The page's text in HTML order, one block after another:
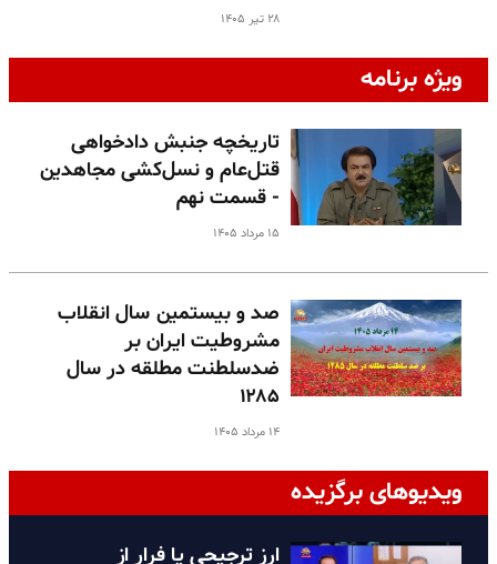
۲۸ تیر ۱۴۰۵
ویژه برنامه
تاریخچه جنبش دادخواهی
قتل‌عام و نسل‌کشی مجاهدین
- قسمت نهم
۱۵ مرداد ۱۴۰۵
صد و بیستمین سال انقلاب
مشروطیت ایران بر
ضدسلطنت مطلقه در سال
۱۲۸۵
۱۴ مرداد ۱۴۰۵
ویدیوهای برگزیده
ارز ترجیحی یا فرار از